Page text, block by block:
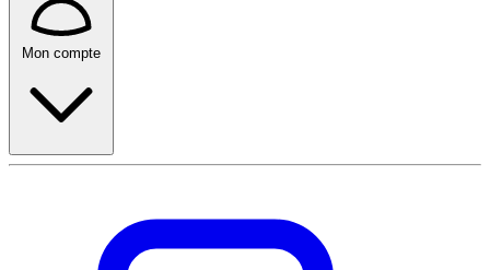
Mon compte